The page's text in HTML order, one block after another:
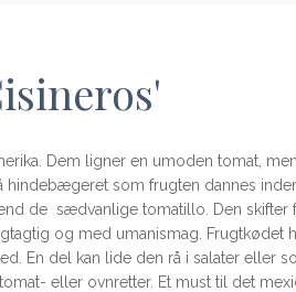
Dem ligner en umoden tomat,
hindebægeret som frugten dannes
de sædvanlige tomatillo. Den skifter
og med umanismag. Frugtkødet
En del kan lide den rå i salater eller
eller ovnretter. Et must til det